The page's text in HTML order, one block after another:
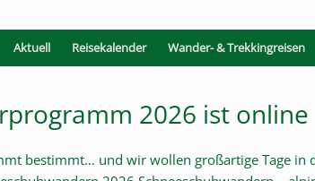
Aktuell Reisekalender Wander- & Trekkingreisen
2026 ist online
bestimmt… und wir wollen großartige Tage in